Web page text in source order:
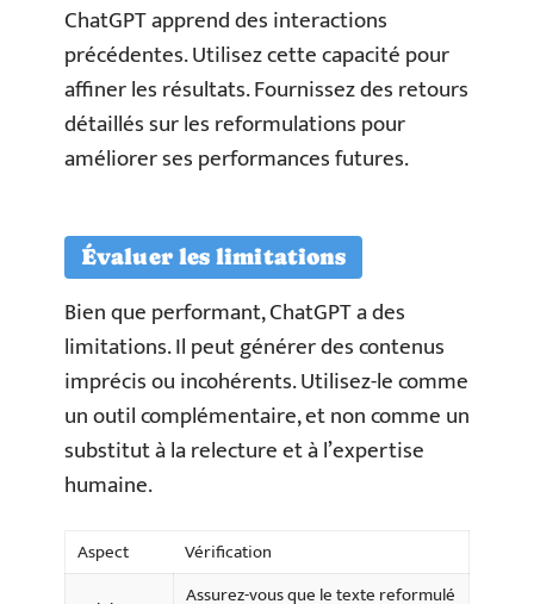
ChatGPT apprend des interactions
précédentes. Utilisez cette capacité pour
affiner les résultats. Fournissez des retours
détaillés sur les reformulations pour
améliorer ses performances futures.
Évaluer les limitations
Bien que performant, ChatGPT a des
limitations. Il peut générer des contenus
imprécis ou incohérents. Utilisez-le comme
un outil complémentaire, et non comme un
substitut à la relecture et à l’expertise
humaine.
Aspect
Vérification
Assurez-vous que le texte reformulé